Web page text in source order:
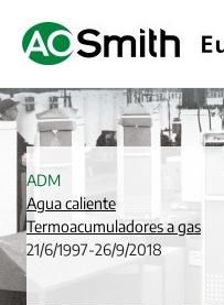
contenido
ADM
Agua caliente
Termoacumuladores a gas
21/6/1997-26/9/2018